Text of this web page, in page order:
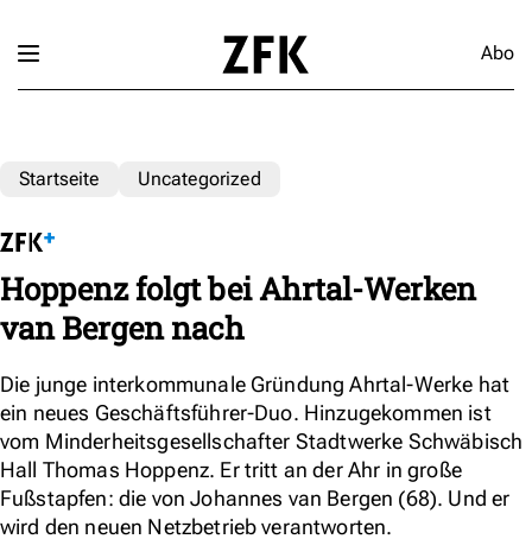
Abo
Startseite Uncategorized
Hoppenz folgt bei Ahrtal-Werken
van Bergen nach
Die junge interkommunale Gründung Ahrtal-Werke hat
ein neues Geschäftsführer-Duo. Hinzugekommen ist
vom Minderheitsgesellschafter Stadtwerke Schwäbisch
Hall Thomas Hoppenz. Er tritt an der Ahr in große
Fußstapfen: die von Johannes van Bergen (68). Und er
wird den neuen Netzbetrieb verantworten.